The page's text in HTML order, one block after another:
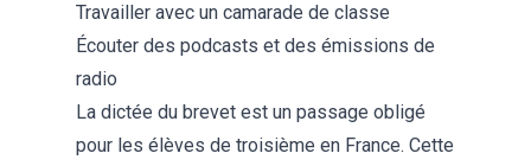
Travailler avec un camarade de classe
Écouter des podcasts et des émissions de
radio
La dictée du brevet est un passage obligé
pour les élèves de troisième en France. Cette